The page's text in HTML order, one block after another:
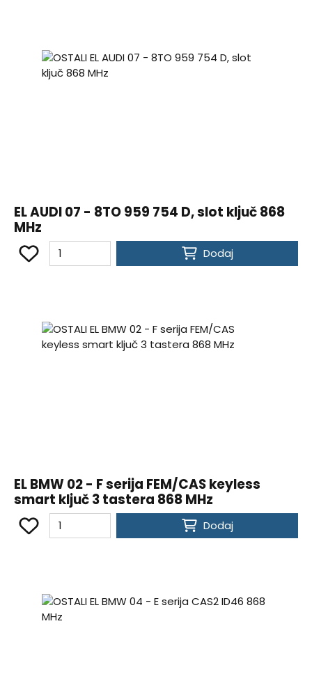
EL AUDI 07 - 8TO 959 754 D, slot ključ 868
MHz
Dodaj
EL BMW 02 - F serija FEM/CAS keyless
smart ključ 3 tastera 868 MHz
Dodaj